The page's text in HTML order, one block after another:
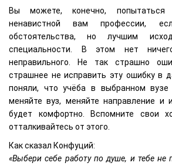
Вы можете, конечно,
ненавистной вам профессии,
обстоятельства, но лучшим
специальности. В этом нет
неправильного. Не так страшно
страшнее не исправить эту ошибку в
поняли, что учёба в выбранном
меняйте вуз, меняйте направление и
будет комфортно. Вспомните свои
отталкивайтесь от этого.
Как сказал Конфуций:
«Выбери себе работу по душе, и тебе не